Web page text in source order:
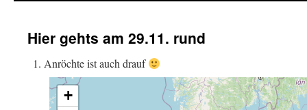
Hier gehts am 29.11. rund
Anröchte ist auch drauf